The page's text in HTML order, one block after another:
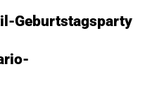
Geburtstagsparty